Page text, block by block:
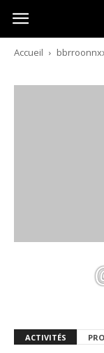
Australia-
australie.com
Accueil
ACTIVITÉS